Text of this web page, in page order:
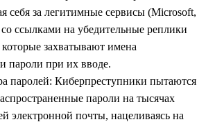
себя за легитимные сервисы (Microsoft,
ссылками на убедительные реплики
захватывают имена
пароли при их вводе.
паролей: Киберпреступники пытаются
пароли на тысячах
электронной почты, нацеливаясь на